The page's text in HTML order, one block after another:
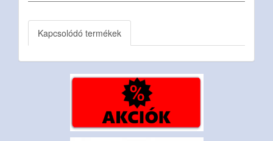
Kapcsolódó termékek